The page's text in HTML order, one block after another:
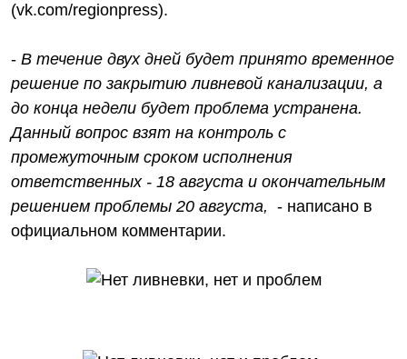
(vk.com/regionpress).
- В течение двух дней будет принято временное
решение по закрытию ливневой канализации, а
до конца недели будет проблема устранена.
Данный вопрос взят на контроль с
промежуточным сроком исполнения
ответственных - 18 августа и окончательным
решением проблемы 20 августа, - написано в
официальном комментарии.